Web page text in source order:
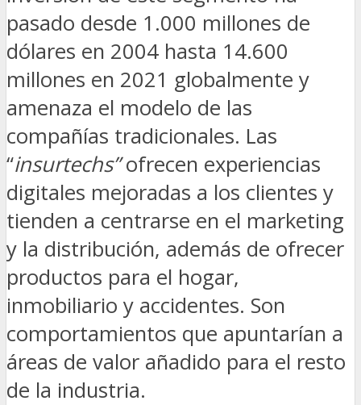
pasado desde 1.000 millones de
dólares en 2004 hasta 14.600
millones en 2021 globalmente y
amenaza el modelo de las
compañías tradicionales. Las
“insurtechs”ofrecen experiencias
digitales mejoradas a los clientes y
tienden a centrarse en el marketing
y la distribución, además de ofrecer
productos para el hogar,
inmobiliario y accidentes. Son
comportamientos que apuntarían a
áreas de valor añadido para el resto
de la industria.